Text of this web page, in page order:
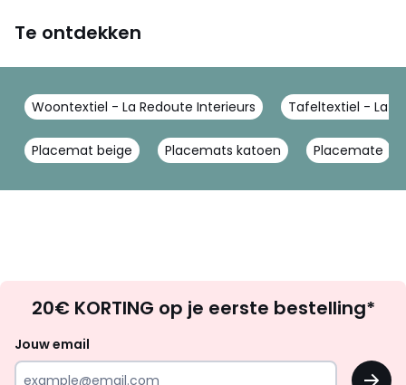
Te ontdekken
Woontextiel - La Redoute Interieurs Tafeltextiel - La
Placemat beige Placemats katoen Placemate
zoek
inspiratie
20€ KORTING op je eerste bestelling*
Jouw email
OK